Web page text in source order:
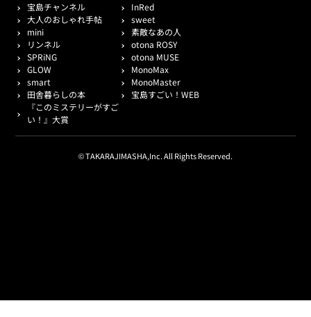
宝島チャンネル
InRed
大人のおしゃれ手帖
sweet
mini
素敵なあの人
リンネル
otona ROSY
SPRiNG
otona MUSE
GLOW
MonoMax
smart
MonoMaster
田舎暮らしの本
宝島すごい！WEB
『このミステリーがすご
い！』大賞
© TAKARAJIMASHA,Inc. All Rights Reserved.